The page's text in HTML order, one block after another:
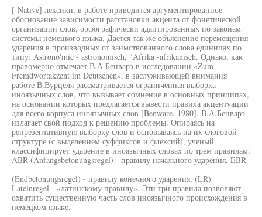
[-Native] лексики, в работе приводится аргументированное
обоснование зависимости расстановки акцента от фонетической
организации слов, орфографически адаптированных по законам
системы немецкого языка. Дается так же объяснение перемещения
ударения в производных от заимствованного слова единицах по
типу: Astrono'mie - astronomisch, "Afrika -afrikanisch. Однако, как
правомерно отмечает В.А.Бенварэ в исследовании «Zum
Fremdwortakzent im Deutschen», в заслуживающей внимания
работе В.Вурцеля рассматривается ограниченная выборка
иноязычных слов, что вызывает сомнение в основных принципах,
на основании которых предлагается вывести правила акцентуации
для всего корпуса иноязычных слов [Benware, 1980]. В.А.Бенварэ
излагает свой подход к решению проблемы. Опираясь на
репрезентативную выборку слов и основываясь на их слоговой
структуре (с выделением суффиксов и флексий), ученый
классифицирует ударение в иноязычных словах по трем правилам:
ABR (Anfangsbetonungsregel) - правилу начального ударения, EBR
(Endbetonungsregel) - правилу конечного ударения, (LR)
Lateinregel - «латинскому правилу». Эти три правила позволяют
охватить существенную часть слов иноязычного происхождения в
немецком языке.